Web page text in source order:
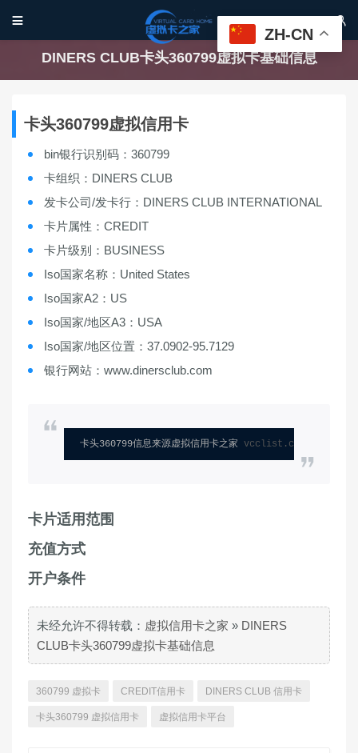
 
DINERS CLUB卡头360799虚拟卡基础信息
卡头360799虚拟信用卡
bin银行识别码：360799
卡组织：DINERS CLUB
发卡公司/发卡行：DINERS CLUB INTERNATIONAL
卡片属性：CREDIT
卡片级别：BUSINESS
Iso国家名称：United States
Iso国家A2：US
Iso国家/地区A3：USA
Iso国家/地区位置：37.0902-95.7129
银行网站：www.dinersclub.com
卡头360799信息来源虚拟信用卡之家 vcclist.com
卡片适用范围
充值方式
开户条件
未经允许不得转载： 虚拟信用卡之家 » DINERS
CLUB卡头360799虚拟卡基础信息
360799 虚拟卡 CREDIT信用卡 DINERS CLUB 信用卡
卡头360799 虚拟信用卡 虚拟信用卡平台
ZH-CN